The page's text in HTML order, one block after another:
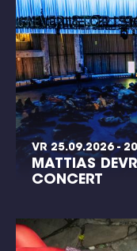
VR 25.09.2026 -
MATTIAS
CONCERT